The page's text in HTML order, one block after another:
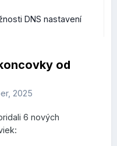
DNS nastavení
od
2025
6 nových